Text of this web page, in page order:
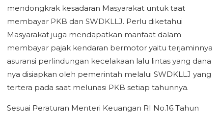
mendongkrak kesadaran Masyarakat untuk taat
membayar PKB dan SWDKLLJ. Perlu diketahui
Masyarakat juga mendapatkan manfaat dalam
membayar pajak kendaran bermotor yaitu terjaminnya
asuransi perlindungan kecelakaan lalu lintas yang dana
nya disiapkan oleh pemerintah melalui SWDKLLJ yang
tertera pada saat melunasi PKB setiap tahunnya.
Sesuai Peraturan Menteri Keuangan RI No.16 Tahun